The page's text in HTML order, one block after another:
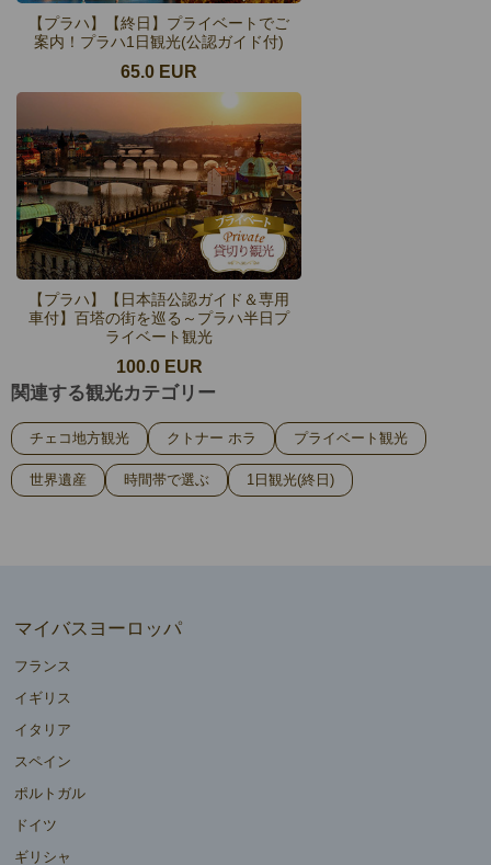
【プラハ】【終日】プライベートでご
案内！プラハ1日観光(公認ガイド付)
65.0 EUR
【プラハ】【日本語公認ガイド＆専用
車付】百塔の街を巡る～プラハ半日プ
ライベート観光
100.0 EUR
関連する観光カテゴリー
チェコ地方観光 クトナー ホラ プライベート観光
世界遺産 時間帯で選ぶ 1日観光(終日)
マイバスヨーロッパ
フランス
イギリス
イタリア
スペイン
ポルトガル
ドイツ
ギリシャ